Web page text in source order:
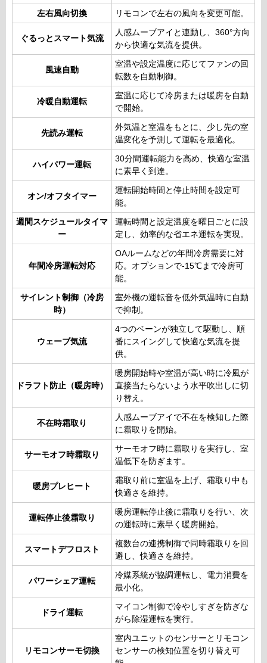
左右風向切換 リモコンで左右の風向を変更可能。
ぐるっとスマート気流
人感ムーブアイと連動し、360°方向
から快適な気流を提供。
風速自動
室温や設定温度に応じてファンの回
転数を自動制御。
冷暖自動運転
室温に応じて冷房または暖房を自動
で開始。
先読み運転
外気温と室温をもとに、少し先の室
温変化を予測して運転を最適化。
ハイパワー運転
30分間運転能力を高め、快適な室温
に素早く到達。
オン/オフタイマー
運転開始時間と停止時間を設定可
能。
週間スケジュールタイマ
ー
運転時間と設定温度を曜日ごとに設
定し、効率的な省エネ運転を実現。
年間冷房運転対応
OAルームなどの年間冷房需要に対
応。オプションで-15℃まで冷房可
能。
サイレント制御（冷房
時）
室外機の運転音を低外気温時に自動
で抑制。
ウェーブ気流
4つのベーンが独立して駆動し、順
番にスイングして快適な気流を提
供。
ドラフト防止（暖房時）
暖房開始時や室温が高い時に冷風が
直接当たらないよう水平吹出しに切
り替え。
不在時霜取り
人感ムーブアイで不在を検知した際
に霜取りを開始。
サーモオフ時霜取り
サーモオフ時に霜取りを実行し、室
温低下を防ぎます。
暖房プレヒート
霜取り前に室温を上げ、霜取り中も
快適さを維持。
運転停止後霜取り
暖房運転停止後に霜取りを行い、次
の運転時に素早く暖房開始。
スマートデフロスト
複数台の連携制御で同時霜取りを回
避し、快適さを維持。
パワーシェア運転
冷媒系統が協調運転し、電力消費を
最小化。
ドライ運転
マイコン制御で冷やしすぎを防ぎな
がら除湿運転を実行。
リモコンサーモ切換
室内ユニットのセンサーとリモコン
センサーの検知位置を切り替え可